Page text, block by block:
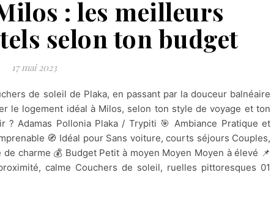
: les meilleurs
selon ton budget
17 mai 2023
de soleil de Plaka, en passant par la douceur balnéaire
le logement idéal à Milos, selon ton style de voyage et ton
? Adamas Pollonia Plaka / Trypiti 🎯 Ambiance Pratique et
🧭 Idéal pour Sans voiture, courts séjours Couples,
charme 💰 Budget Petit à moyen Moyen Moyen à élevé 📌
calme Couchers de soleil, ruelles pittoresques 01